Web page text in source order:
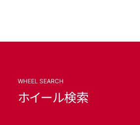
WHEEL SEARCH
ホイール検索